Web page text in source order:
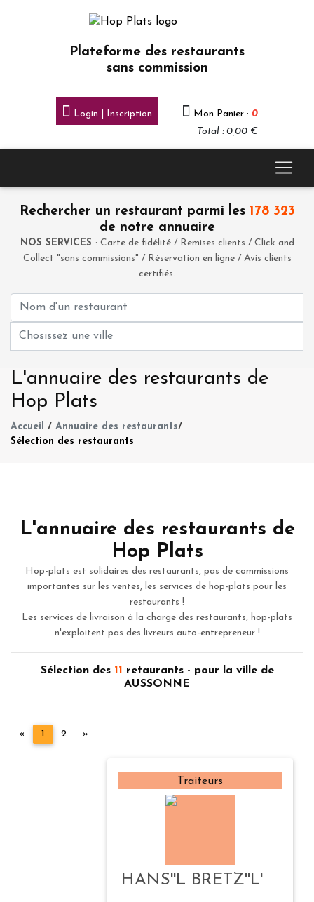
Plateforme des restaurants
sans commission
Login | Inscription Mon Panier : 0
Total : 0,00 €
Rechercher un restaurant parmi les 178 323
de notre annuaire
NOS SERVICES : Carte de fidélité / Remises clients / Click and
Collect "sans commissions" / Réservation en ligne / Avis clients
certifiés.
L'annuaire des restaurants de
Hop Plats
Accueil / Annuaire des restaurants/
Sélection des restaurants
L'annuaire des restaurants de
Hop Plats
Hop-plats est solidaires des restaurants, pas de commissions
importantes sur les ventes, les services de hop-plats pour les
restaurants !
Les services de livraison à la charge des restaurants, hop-plats
n'exploitent pas des livreurs auto-entrepreneur !
Sélection des 11
retaurants - pour la ville de
AUSSONNE
« Précédent
1 2 »
Traiteurs
HANS''L BRETZ''L'